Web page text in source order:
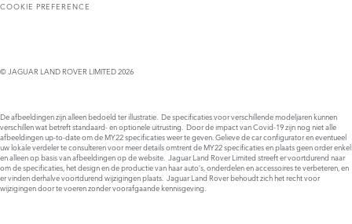
COOKIE PREFERENCE
© JAGUAR LAND ROVER LIMITED 2026
De afbeeldingen zijn alleen bedoeld ter illustratie. De specificaties voor verschillende modeljaren kunnen
verschillen wat betreft standaard- en optionele uitrusting. Door de impact van Covid-19 zijn nog niet alle
afbeeldingen up-to-date om de MY22 specificaties weer te geven. Gelieve de car configurator en eventueel
uw lokale verdeler te consulteren voor meer details omtrent de MY22 specificaties en plaats geen order enkel
en alleen op basis van afbeeldingen op de website. Jaguar Land Rover Limited streeft er voortdurend naar
om de specificaties, het design en de productie van haar auto’s, onderdelen en accessoires te verbeteren, en
er vinden derhalve voortdurend wijzigingen plaats. Jaguar Land Rover behoudt zich het recht voor
wijzigingen door te voeren zonder voorafgaande kennisgeving.